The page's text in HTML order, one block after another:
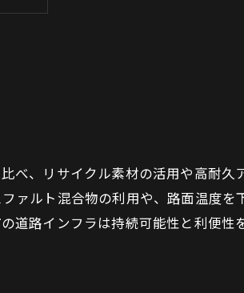
べ、リサイクル素材の活用や高耐久
ァルト混合物の利用や、路面温度を
道路インフラは持続可能性と利便性